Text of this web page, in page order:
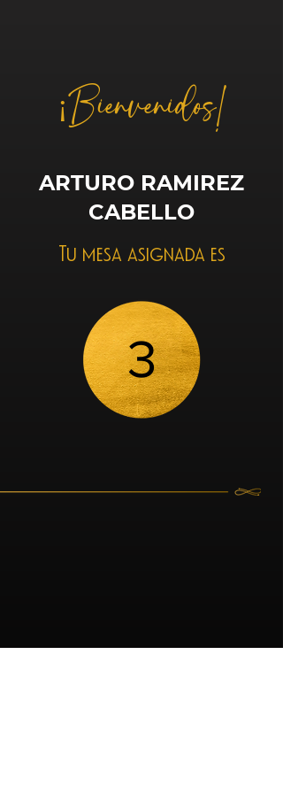
¡Bienvenidos!
ARTURO RAMIREZ
CABELLO
Tu mesa asignada es
3